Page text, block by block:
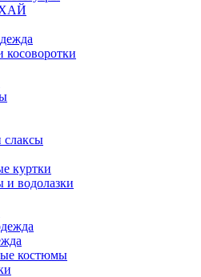
косоворотки
куртки
водолазки
костюмы